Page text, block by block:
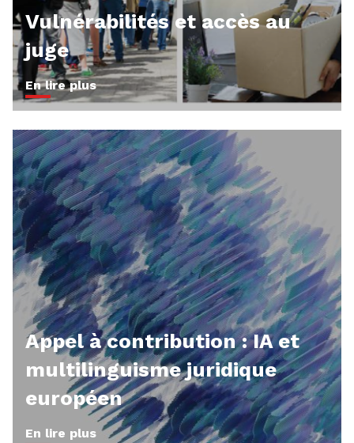
Vulnérabilités et accès au
juge
En lire plus
Appel à contribution : IA et
multilinguisme juridique
européen
En lire plus